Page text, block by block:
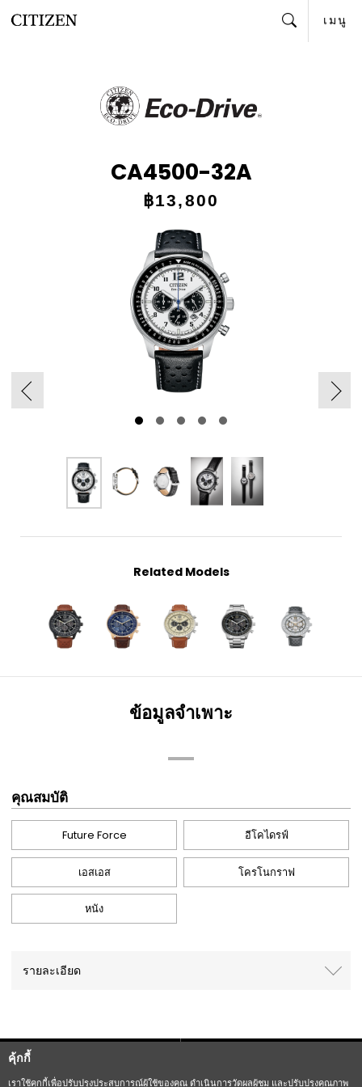
คุ้กกี้
เราใช้คุกกี้เพื่อปรับปรุงประสบการณ์ผู้ใช้ของคุณ ดำเนินการวัดผลผู้ชม และปรับปรุงคุณภาพ
เมนู
CA4500-32A
฿13,800
Related Models
ข้อมูลจำเพาะ
คุณสมบัติ
Future Force อีโคไดรฟ์
เอสเอส โครโนกราฟ
หนัง
รายละเอียด